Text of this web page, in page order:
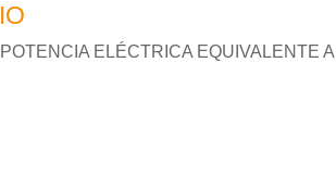
ELÉCTRICA EQUIVALENTE